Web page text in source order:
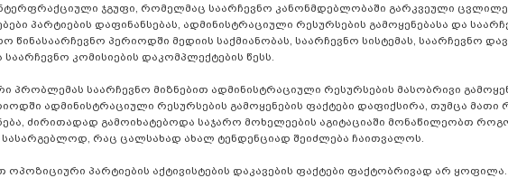
ჯგუფი, რომელმაც საარჩევნო კანონმდებლობაში გარკვეული
პარტიების დაფინანსებას, ადმინისტრაციული რესურსების გამოყენებასა და
პერიოდში მედიის საქმიანობას, საარჩევნო სისტემას, საარჩევნო
კომისიების დაკომპლექტების წესს.
საარჩევნო მიზნებით ადმინისტრაციული რესურსების მასობრივი
ადმინისტრაციული რესურსების გამოყენების ფაქტები დაფიქსირა, თუმცა მათი
ძირითადად გამოიხატებოდა საჯარო მოხელეების აგიტაციაში მონაწილეობთ
რაც ცალსახად ახალ ტენდენციად შეიძლება ჩაითვალოს.
პარტიების აქტივისტების დაკავების ფაქტები ფაქტობრივად არ